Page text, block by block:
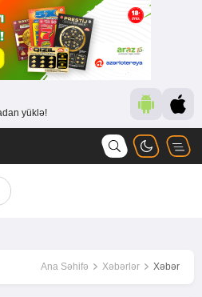
yüklə!
Ana Səhifə Xəbərlər Xəbər